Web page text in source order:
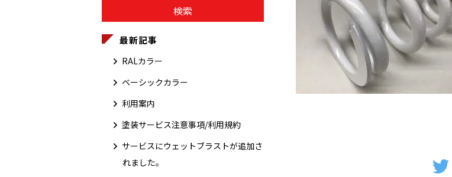
最新記事
RALカラー
ベーシックカラー
利用案内
塗装サービス注意事項/利用規約
サービスにウェットブラストが追加さ
れました。